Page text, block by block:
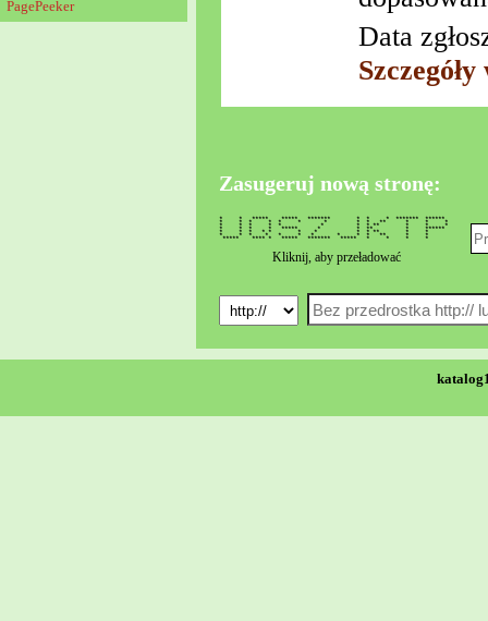
PagePeeker
Data
Zasugeruj nową stronę:
* * ***** ***** ******* * * * ******* ******
* * * * * * * * * ** * * *
* * * * * * * * ** * * *
* * * * ***** * * ** * ******
* * * * * * * * * ** * *
* * * * * * * * * * ** * *
***** **** * ***** ******* ***** * * * *
Kliknij, aby przeładować